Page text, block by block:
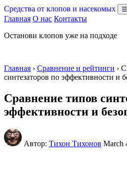
Средства от клопов и насекомых ☰
Главная О нас Контакты
Останови клопов уже на подходе
Главная › Сравнение и рейтинги ›
синтезаторов по эффективности и
Сравнение типов
эффективности и
Автор: Тихон Тихонов March